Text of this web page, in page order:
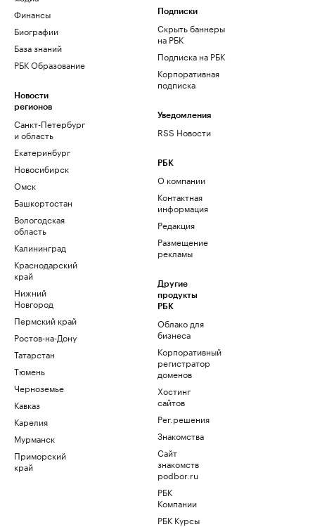
Финансы
Биографии
База знаний
РБК Образование
Новости
регионов
Санкт-Петербург
и область
Екатеринбург
Новосибирск
Омск
Башкортостан
Вологодская
область
Калининград
Краснодарский
край
Нижний
Новгород
Пермский край
Ростов-на-Дону
Татарстан
Тюмень
Черноземье
Кавказ
Карелия
Мурманск
Приморский
край
Подписки
Скрыть баннеры
на РБК
Подписка на РБК
Корпоративная
подписка
Уведомления
RSS Новости
РБК
О компании
Контактная
информация
Редакция
Размещение
рекламы
Другие
продукты
РБК
Облако для
бизнеса
Корпоративный
регистратор
доменов
Хостинг
сайтов
Рег.решения
Знакомства
Сайт
знакомств
podbor.ru
РБК
Компании
РБК Курсы